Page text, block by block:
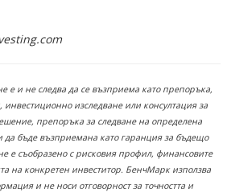
е и не следва да се възприема като препоръка,
инвестиционно изследване или консултация за
препоръка за следване на определена
да бъде възприемана като гаранция за бъдещо
е съобразено с рисковия профил, финансовите
на конкретен инвеститор. БенчМарк използва
и не носи отговорност за точността и